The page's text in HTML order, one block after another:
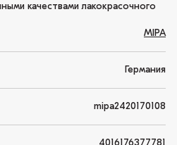
качествами лакокрасочного
MIPA
Германия
mipa2420170108